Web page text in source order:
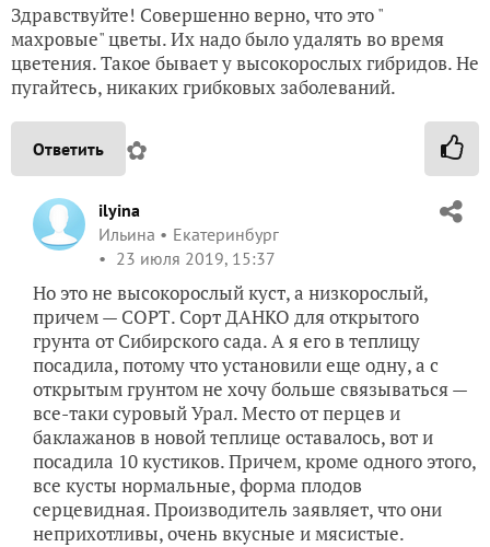
Здравствуйте! Совершенно верно, что это "
махровые" цветы. Их надо было удалять во время
цветения. Такое бывает у высокорослых гибридов. Не
пугайтесь, никаких грибковых заболеваний.
Ответить ✿
ilyina
Ильина
Екатеринбург
23 июля 2019, 15:37
Но это не высокорослый куст, а низкорослый,
причем — СОРТ. Сорт ДАНКО для открытого
грунта от Сибирского сада. А я его в теплицу
посадила, потому что установили еще одну, а с
открытым грунтом не хочу больше связываться —
все-таки суровый Урал. Место от перцев и
баклажанов в новой теплице оставалось, вот и
посадила 10 кустиков. Причем, кроме одного этого,
все кусты нормальные, форма плодов
серцевидная. Производитель заявляет, что они
неприхотливы, очень вкусные и мясистые.